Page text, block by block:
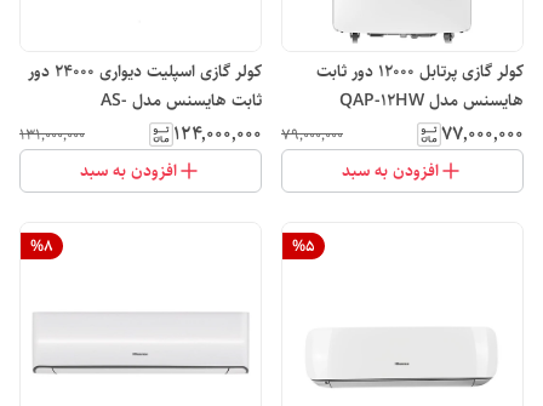
کولر گازی پرتابل 12000 دور ثابت
هایسنس مدل QAP-12HW
۷۷٬۰۰۰٬۰۰۰ ۷۹٬۰۰۰٬۰۰۰
افزودن به سبد
کولر گازی اسپلیت دیواری 24000 دور
ثابت هایسنس مدل AS-
24HR4SXBTV01
۱۲۴٬۰۰۰٬۰۰۰ ۱۳۱٬۰۰۰٬۰۰۰
افزودن به سبد
%5
%8